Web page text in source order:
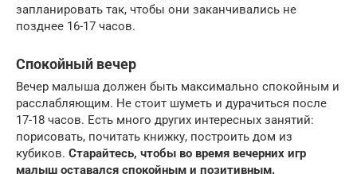
запланировать так, чтобы они заканчивались не
позднее 16-17 часов.
Спокойный вечер
Вечер малыша должен быть максимально спокойным и
расслабляющим. Не стоит шуметь и дурачиться после
17-18 часов. Есть много других интересных занятий:
порисовать, почитать книжку, построить дом из
кубиков. Старайтесь, чтобы во время вечерних игр
малыш оставался спокойным и позитивным.